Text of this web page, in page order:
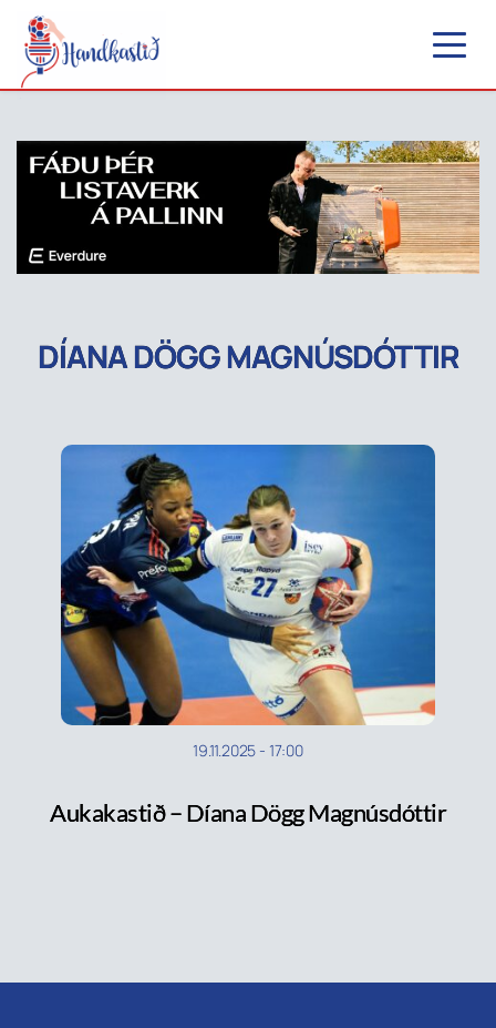
DÍANA DÖGG MAGNÚSDÓTTIR
19.11.2025 - 17:00
Aukakastið – Díana Dögg Magnúsdóttir